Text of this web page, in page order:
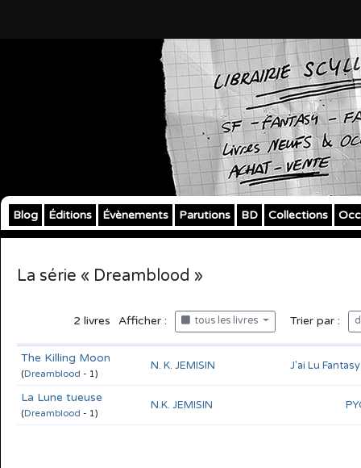
Blog Éditions Évènements Parutions BD Collections
La série « Dreamblood »
2 livres Afficher : tous les livres Trier par :
The Killing Moon
(Dreamblood - 1)
N. K. JEMISIN J'ai Lu Fantasy
La Lune tueuse
(Dreamblood - 1)
N.K. JEMISIN